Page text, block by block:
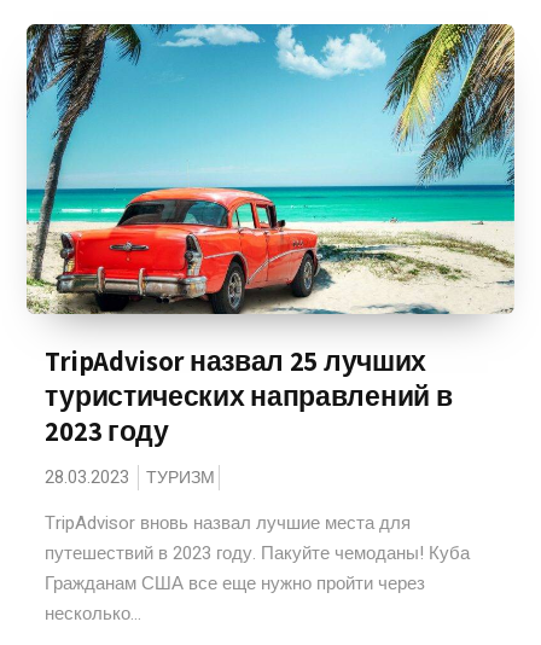
TripAdvisor назвал 25 лучших
туристических направлений в
2023 году
28.03.2023 ТУРИЗМ
TripAdvisor вновь назвал лучшие места для
путешествий в 2023 году. Пакуйте чемоданы! Куба
Гражданам США все еще нужно пройти через
несколько...